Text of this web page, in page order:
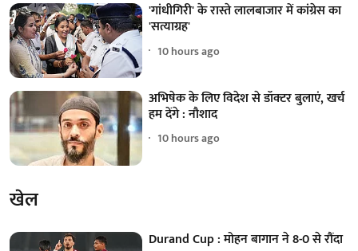
'गांधीगिरी' के रास्ते लालबाजार में कांग्रेस का
'सत्याग्रह'
10 hours ago
अभिषेक के लिए विदेश से डॉक्टर बुलाएं, खर्च
हम देंगे : नौशाद
10 hours ago
खेल
Durand Cup : मोहन बागान ने 8-0 से रौंदा